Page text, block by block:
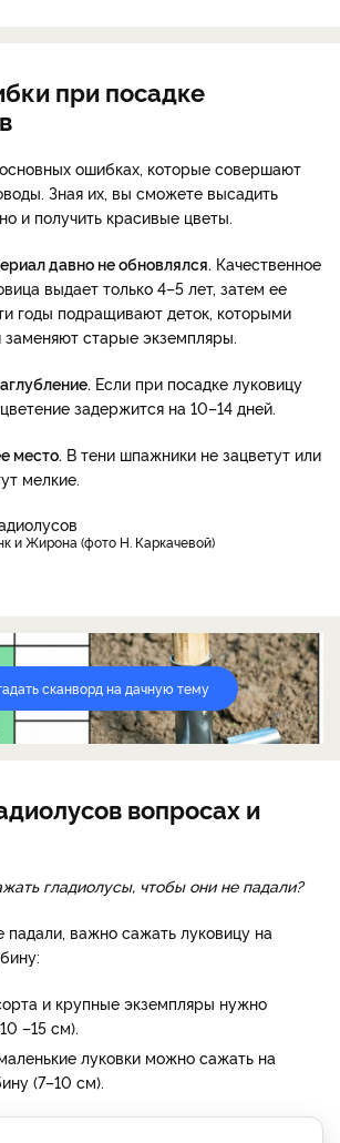
при посадке
ошибках, которые совершают
Зная их, вы сможете высадить
и получить красивые цветы.
давно не обновлялся. Качественное
выдает только 4–5 лет, затем ее
годы подращивают деток, которыми
заменяют старые экземпляры.
Если при посадке луковицу
задержится на 10–14 дней.
место. В тени шпажники не зацветут или
мелкие.
и Жирона (фото Н. Каркачевой)
сканворд на дачную тему
вопросах и
гладиолусы, чтобы они не падали?
падали, важно сажать луковицу на
и крупные экземпляры нужно
–15 см).
луковки можно сажать на
(7–10 см).